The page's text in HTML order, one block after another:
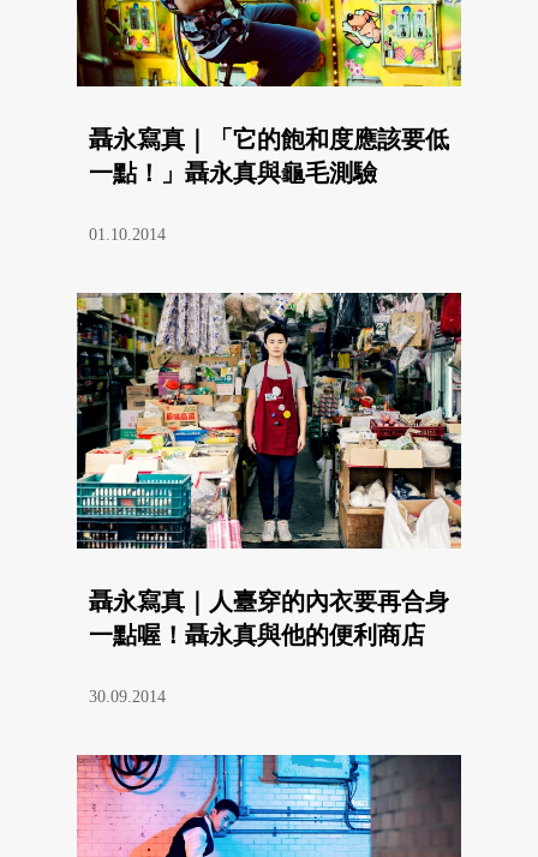
聶永寫真｜「它的飽和度應該要低
一點！」聶永真與龜毛測驗
01.10.2014
聶永寫真｜人臺穿的內衣要再合身
一點喔！聶永真與他的便利商店
30.09.2014